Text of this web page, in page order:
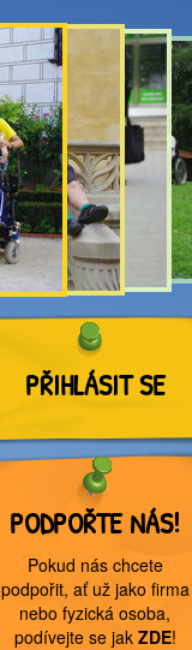
PŘIHLÁSIT SE
PODPOŘTE NÁS!
Pokud nás chcete
podpořit, ať už jako firma
nebo fyzická osoba,
podívejte se jak ZDE!